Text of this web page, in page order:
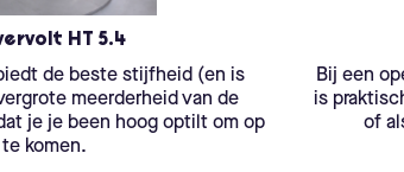
HT 5.4
de beste stijfheid (en is
meerderheid van de
je je been hoog optilt om op
komen.
Bij een
is
of